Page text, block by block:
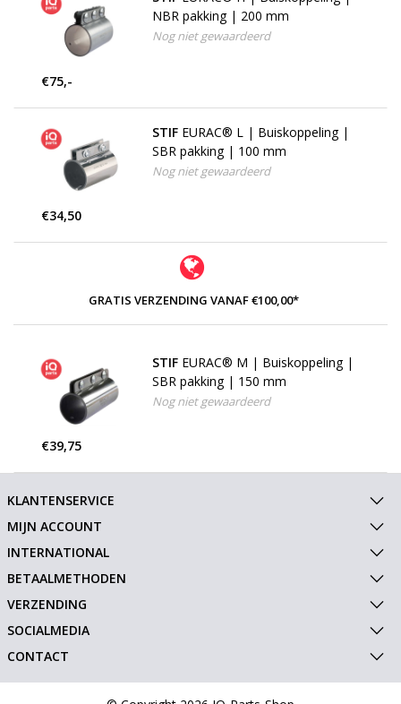
NBR pakking | 200 mm
Nog niet gewaardeerd
€75,-
STIF EURAC® L | Buiskoppeling |
SBR pakking | 100 mm
Nog niet gewaardeerd
€34,50
GRATIS VERZENDING VANAF €100,00*
STIF EURAC® M | Buiskoppeling |
SBR pakking | 150 mm
Nog niet gewaardeerd
€39,75
KLANTENSERVICE
MIJN ACCOUNT
INTERNATIONAL
BETAALMETHODEN
VERZENDING
SOCIALMEDIA
CONTACT